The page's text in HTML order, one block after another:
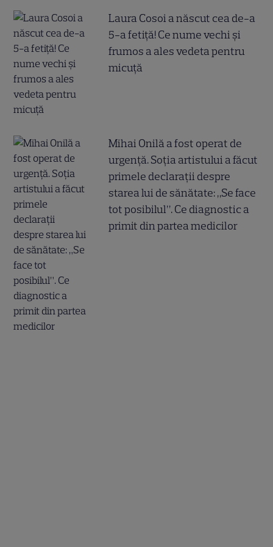
Laura Cosoi a născut cea de-a
5-a fetiță! Ce nume vechi și
frumos a ales vedeta pentru
micuță
Mihai Onilă a fost operat de
urgență. Soția artistului a făcut
primele declarații despre
starea lui de sănătate: „Se face
tot posibilul”. Ce diagnostic a
primit din partea medicilor